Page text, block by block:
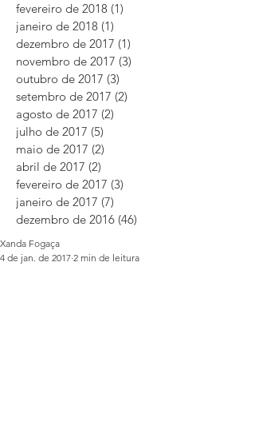
fevereiro de 2018 (1)
janeiro de 2018 (1)
dezembro de 2017 (1)
novembro de 2017 (3)
outubro de 2017 (3)
setembro de 2017 (2)
agosto de 2017 (2)
julho de 2017 (5)
maio de 2017 (2)
abril de 2017 (2)
fevereiro de 2017 (3)
janeiro de 2017 (7)
dezembro de 2016 (46)
Xanda Fogaça
4 de jan. de 2017 2 min de leitura